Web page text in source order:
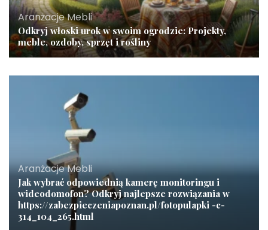
Aranżacje Mebli
Odkryj włoski urok w swoim ogrodzie: Projekty,
meble, ozdoby, sprzęt i rośliny
Aranżacje Mebli
Jak wybrać odpowiednią kamerę monitoringu i
wideodomofon? Odkryj najlepsze rozwiązania w
https://zabezpieczeniapoznan.pl/fotopulapki -c-
314_104_265.html